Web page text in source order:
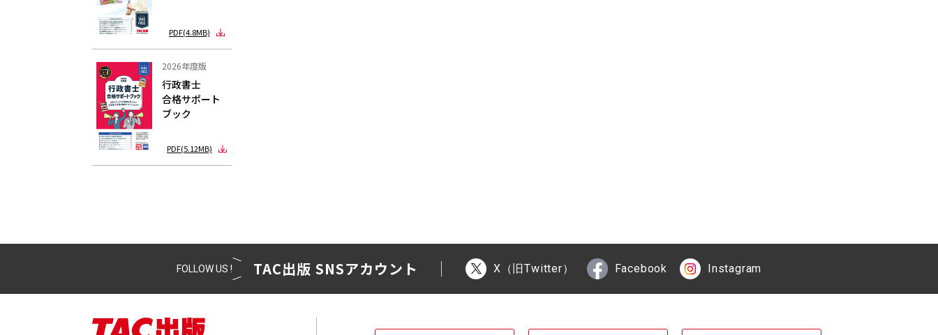
PDF(4.8MB)
2026年度版
行政書士
合格サポート
ブック
PDF(5.12MB)
FOLLOW US ! TAC出版 SNSアカウント X（旧Twitter） Facebook Instagram